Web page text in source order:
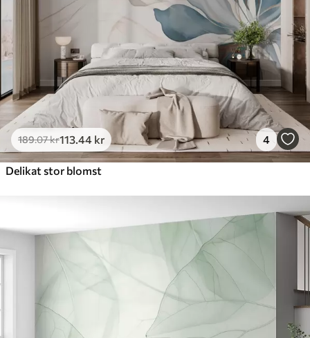
189.07kr113 .44 kr 4
Delikat stor blomst